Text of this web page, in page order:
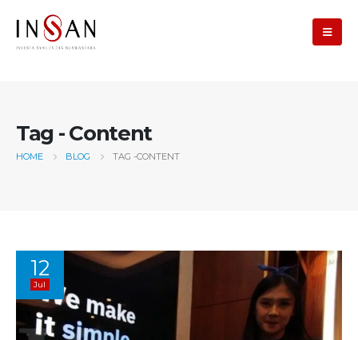
Tag - Content
HOME BLOG TAG -CONTENT
12
Jul